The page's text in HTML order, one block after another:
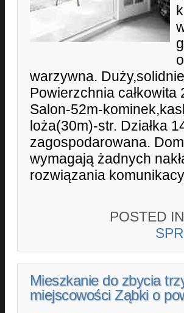
warzywna.
Powierzchnia
Salon-52m-
loża(30m)-str. Działka
zagospodarowana.
wymagają żadnych
rozwiązania
POSTED IN
Mieszkanie do zbycia
miejscowości Ząbki o